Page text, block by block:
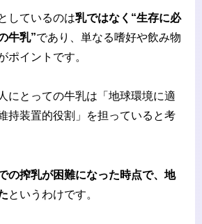
しているのは乳ではなく“生存に必
牛乳”であり、単なる嗜好や飲み物
ポイントです。
にとっての牛乳は「地球環境に適
持装置的役割」を担っていると考
の搾乳が困難になった時点で、地
というわけです。